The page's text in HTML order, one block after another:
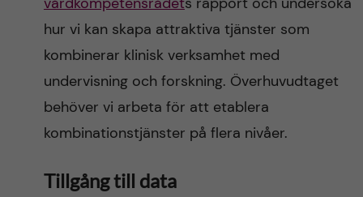
hur vi kan skapa attraktiva tjänster som
kombinerar klinisk verksamhet med
undervisning och forskning. Överhuvudtaget
behöver vi arbeta för att etablera
kombinationstjänster på flera nivåer.
Tillgång till data